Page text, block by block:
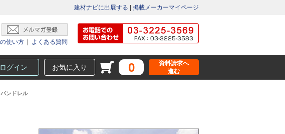
建材ナビに出展する 掲載メーカーマイページ
使い方 よくある質問
ログイン お気に入り 0
資料請求へ
進む
ンドレル